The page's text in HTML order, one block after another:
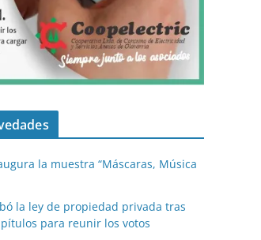
la muestra “Máscaras, Música
la ley de propiedad privada tras
para reunir los votos